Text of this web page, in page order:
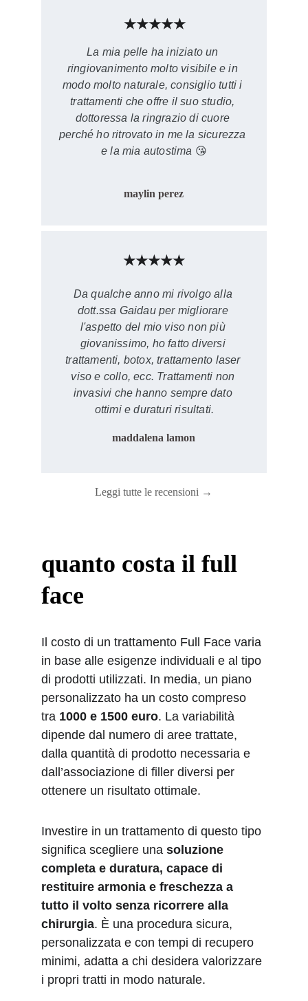
Da qualche anno mi rivolgo alla
dott.ssa Gaidau per migliorare
l'aspetto del mio viso non più
giovanissimo, ho fatto diversi
trattamenti, botox, trattamento laser
viso e collo, ecc. Trattamenti non
invasivi che hanno sempre dato
ottimi e duraturi risultati.
maddalena lamon
La mia pelle ha iniziato un
ringiovanimento molto visibile e in
modo molto naturale, consiglio tutti i
trattamenti che offre il suo studio,
dottoressa la ringrazio di cuore
perché ho ritrovato in me la sicurezza
e la mia autostima 😘
maylin perez
★★★★★
★★★★★
Leggi tutte le recensioni →
quanto costa il full
face
Il costo di un trattamento Full Face varia
in base alle esigenze individuali e al tipo
di prodotti utilizzati. In media, un piano
personalizzato ha un costo compreso
tra 1000 e 1500 euro. La variabilità
dipende dal numero di aree trattate,
dalla quantità di prodotto necessaria e
dall’associazione di filler diversi per
ottenere un risultato ottimale.
Investire in un trattamento di questo tipo
significa scegliere una soluzione
completa e duratura, capace di
restituire armonia e freschezza a
tutto il volto senza ricorrere alla
chirurgia. È una procedura sicura,
personalizzata e con tempi di recupero
minimi, adatta a chi desidera valorizzare
i propri tratti in modo naturale.